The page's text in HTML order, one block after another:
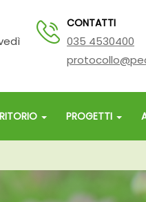
CONTATTI
035 4530400
PROGETTI